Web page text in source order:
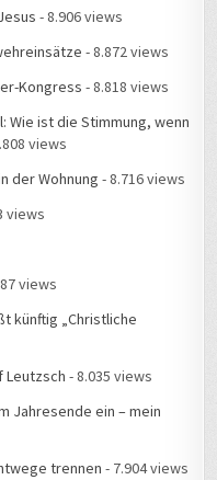
- 8.906 views
- 8.872 views
Kongress - 8.818 views
Wie ist die Stimmung, wenn
views
der Wohnung - 8.716 views
views
views
künftig „Christliche
Leutzsch - 8.035 views
Jahresende ein – mein
trennen - 7.904 views